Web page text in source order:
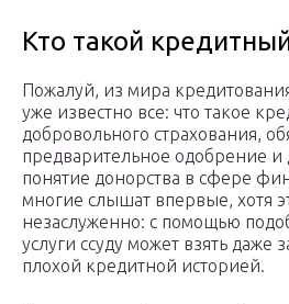
Кто такой
Пожалуй, из мира
уже известно все: что такое
добровольного страхования,
предварительное одобрение
понятие донорства в сфере
многие слышат впервые, хотя
незаслуженно: с помощью
услуги ссуду может взять даже
плохой кредитной историей.